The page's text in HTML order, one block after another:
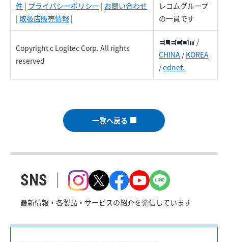
件 | プライバシーポリシー | お問い合わせ
| 取扱店販売情報 |
レコムグループ
の一員です
Copyright c Logitec Corp. All rights
reserved
/
CHINA /KOREA
/ednet.
一覧へ戻る
SNS
最新情報・各製品・サービスの紹介を発信しています